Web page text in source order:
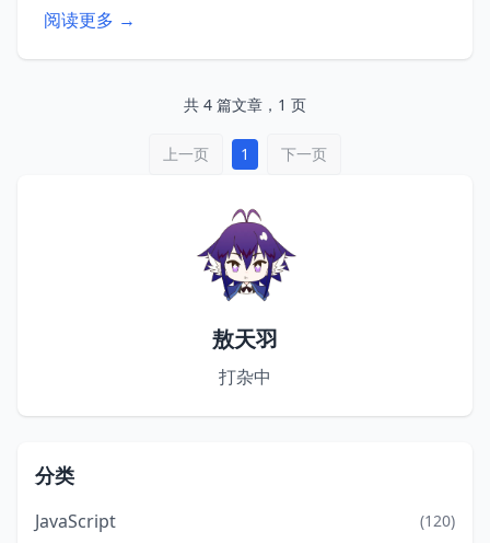
阅读更多 →
共 4 篇文章，1 页
上一页 1 下一页
敖天羽
打杂中
分类
JavaScript (120)